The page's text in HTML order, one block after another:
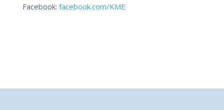
Facebook: facebook.com/KME